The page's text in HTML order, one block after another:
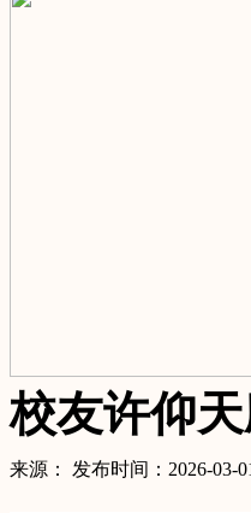
校友许仰
来源： 发布时间：2026-03-